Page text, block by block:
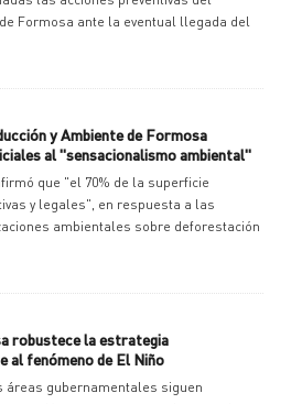
Formosa ante la eventual llegada del
y Ambiente de Formosa
al "sensacionalismo ambiental"
que "el 70% de la superficie
y legales", en respuesta a las
ambientales sobre deforestación
robustece la estrategia
fenómeno de El Niño
áreas gubernamentales siguen